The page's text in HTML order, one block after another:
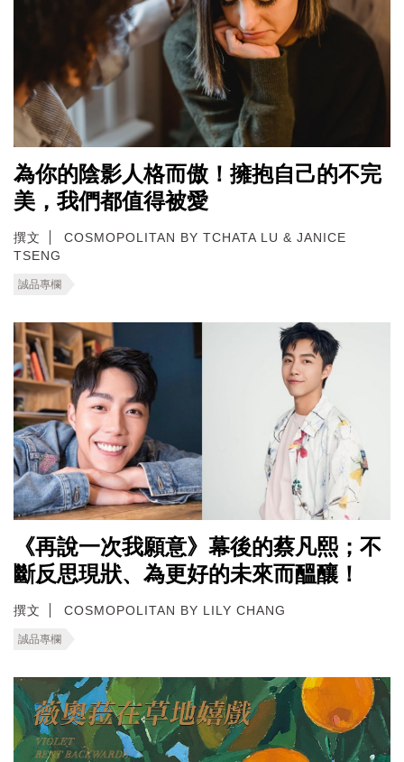
為你的陰影人格而傲！擁抱自己的不完
美，我們都值得被愛
撰文
COSMOPOLITAN BY TCHATA LU & JANICE
TSENG
誠品專欄
《再說一次我願意》幕後的蔡凡熙；不
斷反思現狀、為更好的未來而醞釀！
撰文 COSMOPOLITAN BY LILY CHANG
誠品專欄